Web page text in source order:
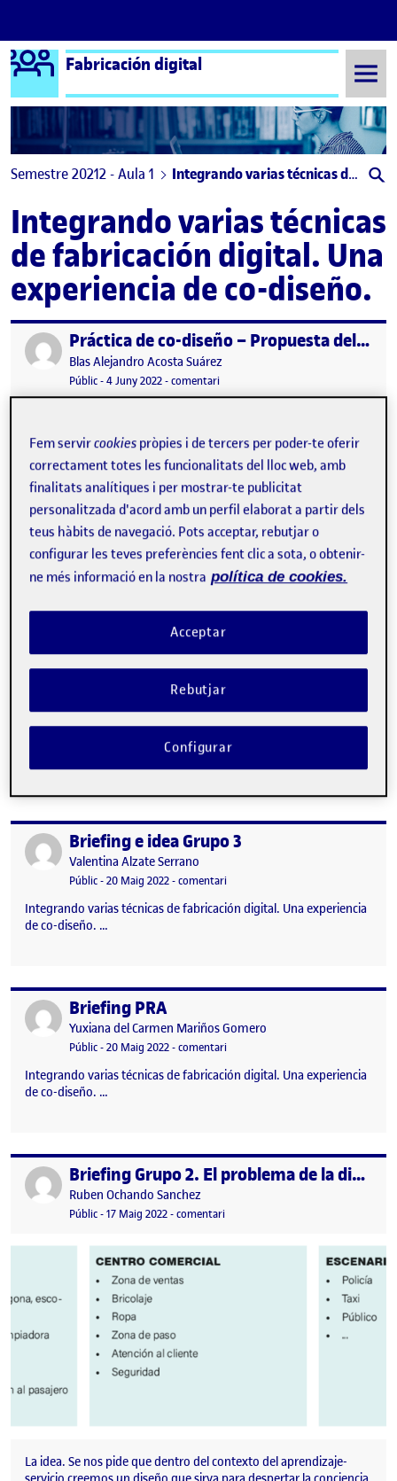
Saltar al contingut
Logo Ágora
Fabricación digital
Semestre 20212 - Aula 1 Integrando varias técnicas de fabricación digital. Una experiencia de co-diseño.
Integrando varias técnicas
de fabricación digital. Una
experiencia de co-diseño.
Publicat per Práctica de co-diseño – Propuesta del Grupo 3
Publicat per
Blas Alejandro Acosta Suárez
Visibilitat:
Públic-Data de publicació
4 Juny 2022-comentariel Práctica de co-diseño – Propuesta
Publicat per UOC. Codiseño Fabricacion Digital. Grupo 1. Segunda entrega.
Publicat per
María Luisa García Castellano
Visibilitat:
Públic Data de publicació
2 Juny 2022 - comentari el UOC. Codiseño Fabricacion
Hello, en nuestro grupo estamos a tope ;) Integrando varias
Publicat perExperiencia de Co-Diseño
Blas Alejandro Acosta Suárez
Visibilitat:
Públic-Data de publicació
20 Maig 202222 maig, 2022 9:52 pm
-comentariel Experiencia de Co-Diseño
Integrando varias técnicas de fabricación digital. Una experiencia
Publicat perBriefing e idea Grupo 3
Publicat per
Valentina Alzate Serrano
Visibilitat:
Públic-Data de publicació
20 Maig 2022-comentariel Briefing e idea Grupo 3
Integrando varias técnicas de fabricación digital. Una experiencia
de co-diseño. …
Publicat perBriefing PRA
Publicat per
Yuxiana del Carmen Mariños Gomero
Visibilitat:
Públic-Data de publicació
20 Maig 202224 gener, 2023 1:54 am
-comentariel Briefing PRA
Integrando varias técnicas de fabricación digital. Una experiencia
de co-diseño. …
Publicat per Briefing Grupo 2. El problema de la discriminación de género
Publicat per
Ruben Ochando Sanchez
Visibilitat:
Públic-Data de publicació
17 Maig 2022-comentariel Briefing Grupo 2. El problema de
La idea. Se nos pide que dentro del contexto del aprendizaje-
Fem servircookies pròpies i de tercers per poder-te oferir
correctament totes les funcionalitats del lloc web, amb
finalitats analítiques i per mostrar-te publicitat
personalitzada d'acord amb un perfil elaborat a partir dels
teus hàbits de navegació. Pots acceptar, rebutjar o
configurar les teves preferències fent clic a sota, o obtenir-
ne més informació en la nostra política de cookies.
Rebutjar
Acceptar
Configurar